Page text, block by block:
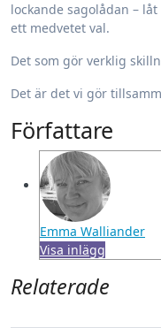
lockande sagolådan –
ett medvetet val.
Det som gör verklig
Det är det vi gör
Författare
Emma Walliander
Visa inlägg
Relaterade